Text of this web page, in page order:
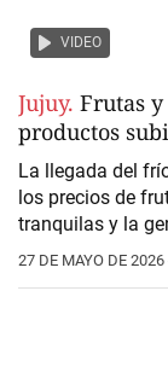
VIDEO
Jujuy. Frutas
productos
La llegada del
los precios de
tranquilas y la
27 DE MAYO DE 2026